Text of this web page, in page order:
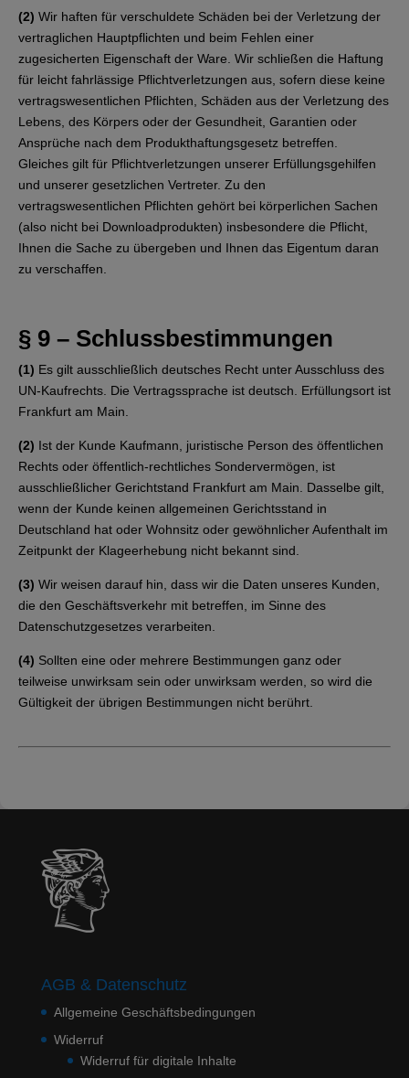
(2) Wir haften für verschuldete Schäden bei der Verletzung der
vertraglichen Hauptpflichten und beim Fehlen einer
zugesicherten Eigenschaft der Ware. Wir schließen die Haftung
für leicht fahrlässige Pflichtverletzungen aus, sofern diese keine
vertragswesentlichen Pflichten, Schäden aus der Verletzung des
Lebens, des Körpers oder der Gesundheit, Garantien oder
Ansprüche nach dem Produkthaftungsgesetz betreffen.
Gleiches gilt für Pflichtverletzungen unserer Erfüllungsgehilfen
und unserer gesetzlichen Vertreter. Zu den
vertragswesentlichen Pflichten gehört bei körperlichen Sachen
(also nicht bei Downloadprodukten) insbesondere die Pflicht,
Ihnen die Sache zu übergeben und Ihnen das Eigentum daran
zu verschaffen.
§ 9 – Schlussbestimmungen
(1) Es gilt ausschließlich deutsches Recht unter Ausschluss des
UN-Kaufrechts. Die Vertragssprache ist deutsch. Erfüllungsort ist
Frankfurt am Main.
(2) Ist der Kunde Kaufmann, juristische Person des öffentlichen
Rechts oder öffentlich-rechtliches Sondervermögen, ist
ausschließlicher Gerichtstand Frankfurt am Main. Dasselbe gilt,
wenn der Kunde keinen allgemeinen Gerichtsstand in
Deutschland hat oder Wohnsitz oder gewöhnlicher Aufenthalt im
Zeitpunkt der Klageerhebung nicht bekannt sind.
(3) Wir weisen darauf hin, dass wir die Daten unseres Kunden,
die den Geschäftsverkehr mit betreffen, im Sinne des
Datenschutzgesetzes verarbeiten.
(4) Sollten eine oder mehrere Bestimmungen ganz oder
teilweise unwirksam sein oder unwirksam werden, so wird die
Gültigkeit der übrigen Bestimmungen nicht berührt.
AGB & Datenschutz
Allgemeine Geschäftsbedingungen
Widerruf
Widerruf für digitale Inhalte